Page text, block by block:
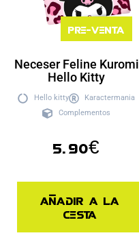
Pre-venta
Neceser Feline Kuromi
Hello Kitty
Hello kitty
Karactermania
Complementos
5.90€
Añadir a la
cesta